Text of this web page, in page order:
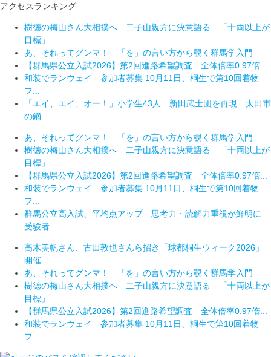
アクセスランキング
樹徳の梅山さん大相撲へ 二子山親方に決意語る 「十両以上が
目標」
あ、それってグンマ！ 「を」の言い方から覗く群馬学入門
【群馬県公立入試2026】第2回進路希望調査 全体倍率0.97倍...
和装でランウェイ 参加者募集 10月11日、桐生で第10回着物
フ...
「エイ、エイ、オー！」小学生43人 新田武士団を再現 太田市
の鏑...
あ、それってグンマ！ 「を」の言い方から覗く群馬学入門
樹徳の梅山さん大相撲へ 二子山親方に決意語る 「十両以上が
目標」
【群馬県公立入試2026】第2回進路希望調査 全体倍率0.97倍...
和装でランウェイ 参加者募集 10月11日、桐生で第10回着物
フ...
群馬公立高入試、平均点アップ 思考力・読解力重視が鮮明に
受験者...
高木美帆さん、古田敦也さんら招き「球都桐生ウィーク2026」
開催...
あ、それってグンマ！ 「を」の言い方から覗く群馬学入門
樹徳の梅山さん大相撲へ 二子山親方に決意語る 「十両以上が
目標」
【群馬県公立入試2026】第2回進路希望調査 全体倍率0.97倍...
和装でランウェイ 参加者募集 10月11日、桐生で第10回着物
フ...